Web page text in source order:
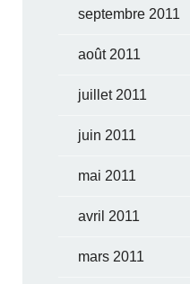
septembre 2011
août 2011
juillet 2011
juin 2011
mai 2011
avril 2011
mars 2011